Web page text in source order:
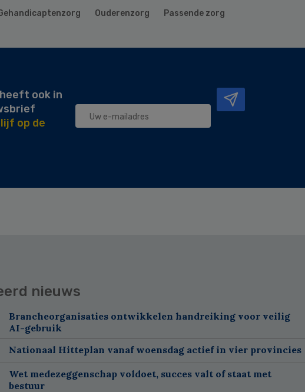
Ouderenzorg Passende zorg
ook in
op de
nieuws
Brancheorganisaties ontwikkelen handreiking voor veilig
AI-gebruik
Nationaal Hitteplan vanaf woensdag actief in vier provincies
Wet medezeggenschap voldoet, succes valt of staat met
bestuur